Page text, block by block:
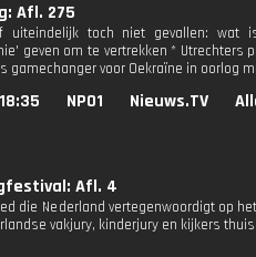
Afl. 275
uiteindelijk toch niet gevallen: wat
geven om te vertrekken * Utrechters
gamechanger voor Oekraïne in oorlog
NPO1 Nieuws.TV
Afl. 4
die Nederland vertegenwoordigt op
vakjury, kinderjury en kijkers